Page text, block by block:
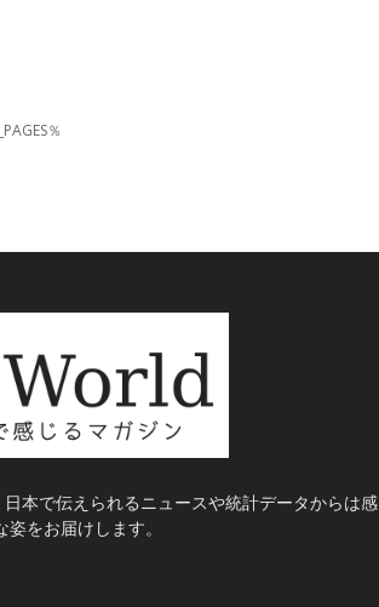
％
本で伝えられるニュースや統計データからは感
をお届けします。